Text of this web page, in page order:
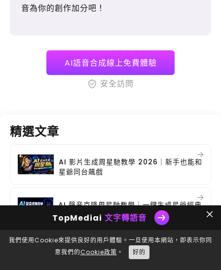
音為你的創作加分吧！
AI語音合成線上免費體驗
安全訪問
精選文章
AI 影片生成周星馳教學 2026｜新手也能和
星爺同台飆戲
AI 聲音克隆周星馳教學｜一鍵生成星爺經典
台詞配音
手機版聲音克隆最佳應用推薦與使用教學
我們使用Cookie來提供良好的用戶體驗。一旦使用本網站，即表示你同
意我們的Cookie政策 。 好的
TopMediai 文字轉語音